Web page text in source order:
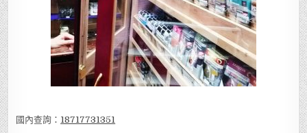
國內查詢： 18717731351